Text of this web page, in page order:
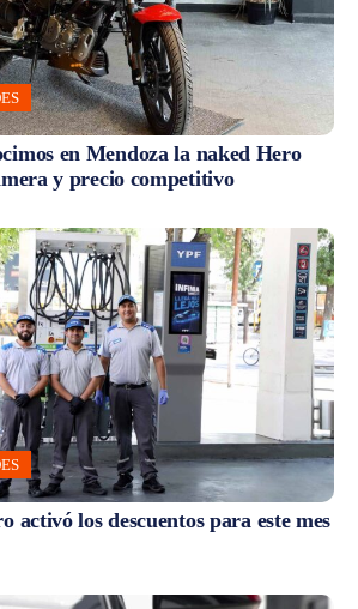
en Mendoza la naked Hero
y precio competitivo
activó los descuentos para este mes